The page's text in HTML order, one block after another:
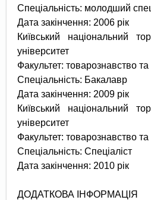
Спеціальність: молодший
Дата закінчення: 2006 рік
Київський національний
університет
Факультет: товарознавство
Спеціальність: Бакалавр
Дата закінчення: 2009 рік
Київський національний
університет
Факультет: товарознавство
Спеціальність: Спеціаліст
Дата закінчення: 2010 рік
ДОДАТКОВА ІНФОРМАЦІЯ